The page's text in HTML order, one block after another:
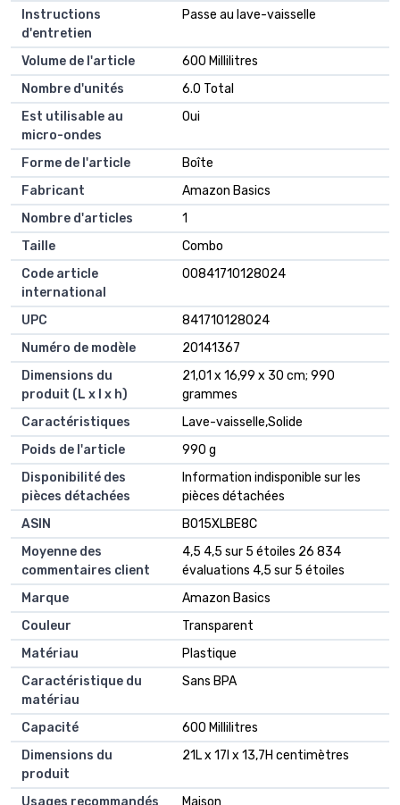
Instructions
d'entretien
‎Passe au lave-vaisselle
Volume de l'article
‎600 Millilitres
Nombre d'unités
‎6.0 Total
Est utilisable au
micro-ondes
‎Oui
Forme de l'article
‎Boîte
Fabricant
‎Amazon Basics
Nombre d'articles
‎1
Taille
‎Combo
Code article
international
‎00841710128024
UPC
‎841710128024
Numéro de modèle
‎20141367
Dimensions du
produit (L x l x h)
‎21,01 x 16,99 x 30 cm; 990
grammes
Caractéristiques
‎Lave-vaisselle,Solide
Poids de l'article
‎990 g
Disponibilité des
pièces détachées
‎Information indisponible sur les
pièces détachées
ASIN
B015XLBE8C
Moyenne des
commentaires client
4,5 4,5 sur 5 étoiles 26 834
évaluations 4,5 sur 5 étoiles
Marque
Amazon Basics
Couleur
Transparent
Matériau
Plastique
Caractéristique du
matériau
Sans BPA
Capacité
600 Millilitres
Dimensions du
produit
21L x 17l x 13,7H centimètres
Usages recommandés
Maison